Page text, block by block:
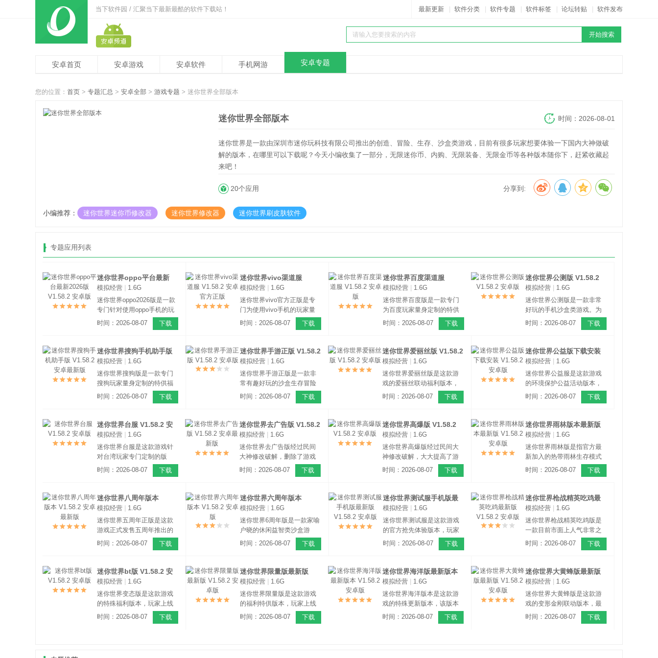
当下软件园 / 汇聚当下最新最酷的软件下载站！ 最新更新 软件分类 软件专题 软件标签 论坛转贴 软件发布
安卓首页 安卓游戏 安卓软件 手机网游 安卓专题
您的位置： 首页 > 专题汇总 > 安卓全部 > 游戏专题 > 迷你世界全部版本
迷你世界全部版本 时间：2026-08-01
迷你世界是一款由深圳市迷你玩科技有限公司推出的创造、冒险、生存、沙盒类游戏，目前有很多玩家想要体验一下国内大神做破
解的版本，在哪里可以下载呢？今天小编收集了一部分，无限迷你币、内购、无限装备、无限金币等各种版本随你下，赶紧收藏起
来吧！
分享到:
20个应用
小编推荐： 迷你世界迷你币修改器 迷你世界修改器 迷你世界刷皮肤软件
专题应用列表
迷你世界oppo平台最新
2026版 V1.58.2 安卓版
模拟经营
1.6G
迷你世界oppo2026版是一款
专门针对使用oppo手机的玩
家量身定制的特供福利版
本，玩家只需通过oppo帐号
其官方赠送的福利大礼包，
这是一款非常有意思的沙盒
世界生存冒险游戏，该作有
点类似于我的世界。
时间：2026-08-07 下载
迷你世界vivo渠道服
V1.58.2 安卓官方正版
模拟经营
1.6G
迷你世界vivo官方正版是专
门为使用vivo手机的玩家量
身定制的特供福利版本，玩
家只需通过vivo帐号登录游
赠送的福利大礼包，这是一
款非常好玩的沙盒模拟建造
手游，游戏采用了3D像素引
擎打造。
时间：2026-08-07 下载
迷你世界百度渠道服
V1.58.2 安卓版
模拟经营
1.6G
迷你世界百度版是一款专门
为百度玩家量身定制的特供
福利版本，玩家只需通过百
度账号登录游戏，即可免费
大礼包，这是一款火爆国内
外的沙盒冒险生存游戏，游
戏采用了3D像素引擎打造。
时间：2026-08-07 下载
迷你世界公测版 V1.58.2
安卓版
模拟经营
1.6G
迷你世界公测版是一款非常
好玩的手机沙盒类游戏。为
玩家们提供了更丰富的内容
和模式，并且玩家们可以在
险，免费下载。
时间：2026-08-07 下载
迷你世界搜狗手机助手版
V1.58.2 安卓最新版
模拟经营
1.6G
迷你世界搜狗版是一款专门
搜狗玩家量身定制的特供福
利版本，玩家只需通过搜狗
帐号登录游戏，即可免费获
包，这是一款融入了诸多玩
法元素的沙盒建造游戏，游
戏采用了3D像素引擎打造。
时间：2026-08-07 下载
迷你世界手游正版 V1.58.2
安卓版
模拟经营
1.6G
迷你世界手游正版是一款非
常有趣好玩的沙盒生存冒险
类游戏，该游戏是以像素为
画风的，有着非常有意思的
以随意在世界中进行冒险，
能够自由建设各种建筑，饲
养动物、种植蔬菜等。
时间：2026-08-07 下载
迷你世界爱丽丝版 V1.58.2
安卓版
模拟经营
1.6G
迷你世界爱丽丝版是这款游
戏的爱丽丝联动福利版本，
玩家上线后即可免费领取爱
丽丝皮肤奖励，这是一款非
戏采用了3D引擎打造，拥有
超高的自由度和庞大的沙盒
世界地图。
时间：2026-08-07 下载
迷你世界公益版下载安装
V1.58.2 安卓版
模拟经营
1.6G
迷你世界公益服是这款游戏
的环境保护公益活动版本，
玩家可以通过该版本顺利参
与该活动，为保护地球环境
一款非常好玩的高自由度像
素沙盒手游，游戏拥有高清
卡通游戏场景。
时间：2026-08-07 下载
迷你世界台服 V1.58.2 安
卓版
模拟经营
1.6G
迷你世界台服是这款游戏针
对台湾玩家专门定制的版
本，玩家可通过该版本直连
台湾服务器，与湾湾玩家倾
的沙盒模拟建造手游，游戏
采用了3D像素引擎打造，玩
家可以在游戏中干任何你想
干的事情。
时间：2026-08-07 下载
迷你世界去广告版 V1.58.2
安卓最新版
模拟经营
1.6G
迷你世界去广告版经过民间
大神修改破解，删除了游戏
中所有的垃圾广告，让玩家
在游戏过程中不会受到弹窗
佳，这是一款非常好玩的沙
盒模拟建造手游，游戏采用
了3D引擎打造，整体自由度
相当的高。
时间：2026-08-07 下载
迷你世界高爆版 V1.58.2
安卓版
模拟经营
1.6G
迷你世界高爆版经过民间大
神修改破解，大大提高了游
戏内的稀有物品爆率，这是
一款非常好玩的高自由度沙
引擎打造，拥有庞大的超高
清游戏地图。
时间：2026-08-07 下载
迷你世界雨林版本最新版
V1.58.2 安卓版
模拟经营
1.6G
迷你世界雨林版是指官方最
新加入的热带雨林生存模式
版本。玩家在这里将进入热
带雨林地图，开启全新生存
角色，新的玩法全部上线，
并且还有更多的全新功能特
色，玩家们快来自己下载体
验吧！
时间：2026-08-07 下载
迷你世界八周年版本
V1.58.2 安卓最新版
模拟经营
1.6G
迷你世界五周年正版是这款
游戏正式发售五周年推出的
特供福利版本，玩家上线后
就能够免费领取海量周年特
外的沙盒模拟建造手游，游
戏采用了3D像素引擎打造，
庞大的3D全景地图能供玩家
自由冒险探索。
时间：2026-08-07 下载
迷你世界六周年版本
V1.58.2 安卓版
模拟经营
1.6G
迷你世界6周年版是一款家喻
户晓的休闲益智类沙盒游
戏。该游戏采用了非常经典
的像素画风，打造了一个全
这里，我们不需要完成任何
任务，也没有其他游戏那般
的打怪升级系统
时间：2026-08-07 下载
迷你世界测试服手机版最
新版 V1.58.2 安卓版
模拟经营
1.6G
迷你世界测试服是这款游戏
的官方抢先体验版本，玩家
可以在这里提前游玩到全新
的游戏内容，同时还有诸多
常好玩的沙盒模拟建造手
游，游戏采用了3D像素引擎
打造。
时间：2026-08-07 下载
迷你世界枪战精英吃鸡最
新版 V1.58.2 安卓版
模拟经营
1.6G
迷你世界枪战精英吃鸡版是
一款目前市面上人气非常之
高的手机沙盒建造类游戏。
今天小编给大家带来的是该
中，添加了全新的吃鸡玩
法，让玩家们可以玩的更加
尽兴。
时间：2026-08-07 下载
迷你世界bt版 V1.58.2 安
卓版
模拟经营
1.6G
迷你世界变态版是这款游戏
的特殊福利版本，玩家上线
后即可免费获得海量变态福
利，同时充值比例1：2000，
时间：2026-08-07 下载
迷你世界限量版最新版
V1.58.2 安卓版
模拟经营
1.6G
迷你世界限量版是这款游戏
的福利特供版本，玩家上线
后即可免费获得限量福利礼
包，这是一款超高自由度的
时间：2026-08-07 下载
迷你世界海洋版最新版本
V1.58.2 安卓版
模拟经营
1.6G
迷你世界海洋版本是这款游
戏的特殊更新版本，该版本
在游戏中增添了许多海洋元
素，玩家可以在游戏中见到
时间：2026-08-07 下载
迷你世界大黄蜂版最新版
V1.58.2 安卓版
模拟经营
1.6G
迷你世界大黄蜂版是这款游
戏的变形金刚联动版本，最
新的大黄蜂皮肤已经正式上
线，玩家在该版本可以免费
时间：2026-08-07 下载